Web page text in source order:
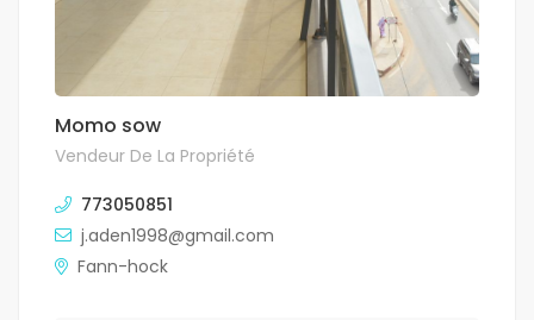
Momo sow
Vendeur De La Propriété
773050851
j.aden1998@gmail.com
Fann-hock